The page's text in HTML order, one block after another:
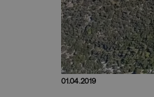
01.04.2019